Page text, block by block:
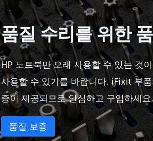
품질 수리를 위한
HP 노트북만 오래 사용할 수 있는 것
사용할 수 있기를 바랍니다. iFixit 부
증이 제공되므로 안심하고 구입하세요.
품질 보증